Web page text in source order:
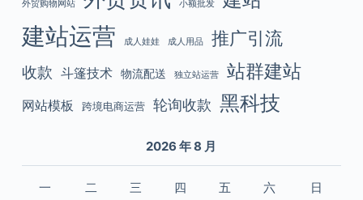
外贸购物网站 小额批发
建站运营 成人娃娃 成人用品 推广引流
收款 斗篷技术 物流配送 独立站运营 站群建站
网站模板 跨境电商运营 轮询收款 黑科技
2026 年 8 月
一 二 三 四 五 六 日